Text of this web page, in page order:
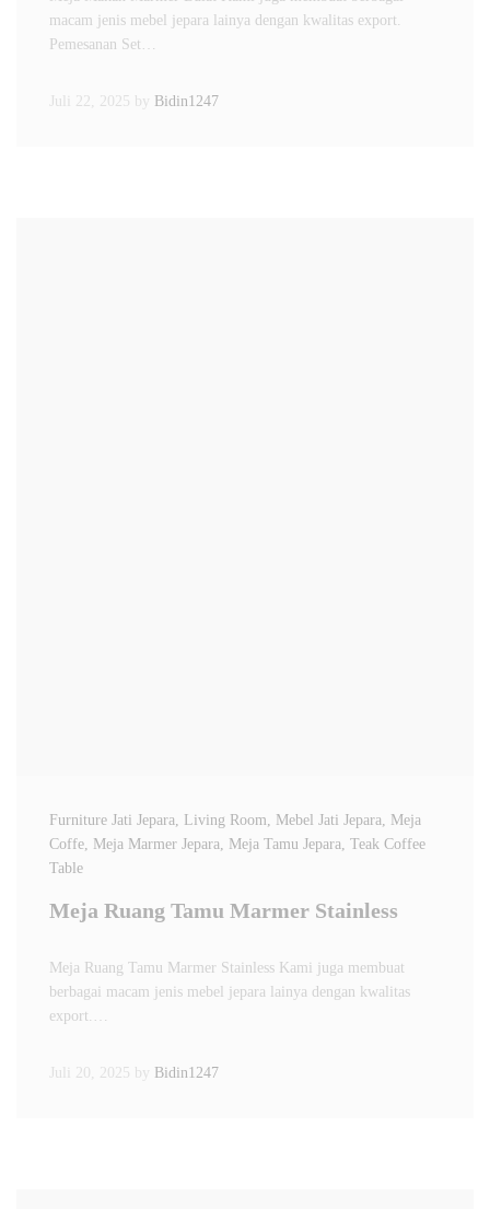
macam jenis mebel jepara lainya dengan kwalitas export.
Pemesanan Set…
Juli 22, 2025 by Bidin1247
Furniture Jati Jepara, Living Room, Mebel Jati Jepara, Meja
Coffe, Meja Marmer Jepara, Meja Tamu Jepara, Teak Coffee
Table
Meja Ruang Tamu Marmer Stainless
Meja Ruang Tamu Marmer Stainless Kami juga membuat
berbagai macam jenis mebel jepara lainya dengan kwalitas
export.…
Juli 20, 2025 by Bidin1247